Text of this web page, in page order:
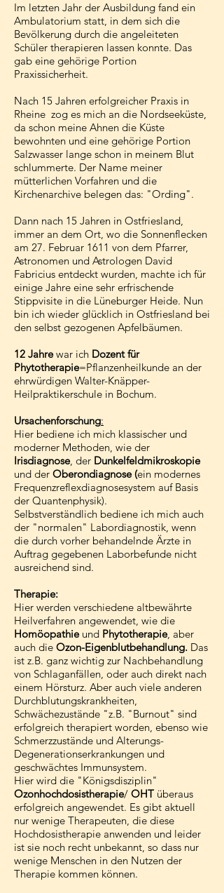
Im letzten Jahr der Ausbildung fand ein
Ambulatorium statt, in dem sich die
Bevölkerung durch die angeleiteten
Schüler therapieren lassen konnte. Das
gab eine gehörige Portion
Praxissicherheit.
Nach 15 Jahren erfolgreicher Praxis in
Rheine zog es mich an die Nordseeküste,
da schon meine Ahnen die Küste
bewohnten und eine gehörige Portion
Salzwasser lange schon in meinem Blut
schlummerte. Der Name meiner
mütterlichen Vorfahren und die
Kirchenarchive belegen das: "Ording".
Dann nach 15 Jahren in Ostfriesland,
immer an dem Ort, wo die Sonnenflecken
am 27. Februar 1611 von dem Pfarrer,
Astronomen und Astrologen David
Fabricius entdeckt wurden, machte ich für
einige Jahre eine sehr erfrischende
Stippvisite in die Lüneburger Heide. Nun
bin ich wieder glücklich in Ostfriesland bei
den selbst gezogenen Apfelbäumen.
12 Jahrewar ich Dozent für
Phytotherapie=Pflanzenheilkunde an der
ehrwürdigen Walter-Knäpper-
Heilpraktikerschule in Bochum.
Ursachenforschung:
Hier bediene ich mich klassischer und
moderner Methoden, wie der
Irisdiagnose, der Dunkelfeldmikroskopie
und der Oberondiagnose(ein modernes
Frequenzreflexdiagnosesystem auf Basis
der Quantenphysik).
Selbstverständlich bediene ich mich auch
der "normalen" Labordiagnostik, wenn
die durch vorher behandelnde Ärzte in
Auftrag gegebenen Laborbefunde nicht
ausreichend sind.
Therapie:
Hier werden verschiedene altbewährte
Heilverfahren angewendet, wie die
Homöopathieund Phytotherapie, aber
auch die Ozon-Eigenblutbehandlung. Das
ist z.B. ganz wichtig zur Nachbehandlung
von Schlaganfällen, oder auch direkt nach
einem Hörsturz. Aber auch viele anderen
Durchblutungskrankheiten,
Schwächezustände "z.B. "Burnout" sind
erfolgreich therapiert worden, ebenso wie
Schmerzzustände und Alterungs-
Degenerationserkrankungen und
geschwächtes Immunsystem.
Hier wird die "Königsdisziplin"
Ozonhochdosistherapie/ OHT überaus
erfolgreich angewendet. Es gibt aktuell
nur wenige Therapeuten, die diese
Hochdosistherapie anwenden und leider
ist sie noch recht unbekannt, so dass nur
wenige Menschen in den Nutzen der
Therapie kommen können.